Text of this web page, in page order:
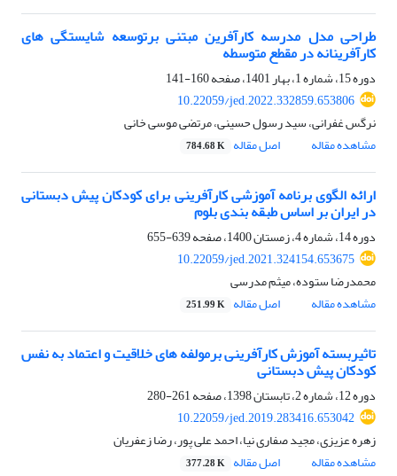
طراحی مدل مدرسه کارآفرین مبتنی برتوسعه شایستگی های
کارآفرینانه در مقطع متوسطه
دوره 15، شماره 1، بهار 1401، صفحه
160-141
10.22059/jed.2022.332859.653806
نرگس غفرانی، سید رسول حسینی، مرتضی موسی خانی
مشاهده مقاله
اصل مقاله 784.68 K
ارائه الگوی برنامه آموزشی کارآفرینی برای کودکان پیش دبستانی
در ایران بر اساس طبقه بندی بلوم
دوره 14، شماره 4، زمستان 1400، صفحه
639-655
10.22059/jed.2021.324154.653675
محمدرضا ستوده، میثم مدرسی
مشاهده مقاله
اصل مقاله 251.99 K
تاثیربسته آموزش کارآفرینی برمولفه های خلاقیت و اعتماد به نفس
کودکان پیش دبستانی
دوره 12، شماره 2، تابستان 1398، صفحه
261-280
10.22059/jed.2019.283416.653042
زهره عزیزی، مجید صفاری نیا، احمد علی پور، رضا زعفریان
مشاهده مقاله
اصل مقاله 377.28 K